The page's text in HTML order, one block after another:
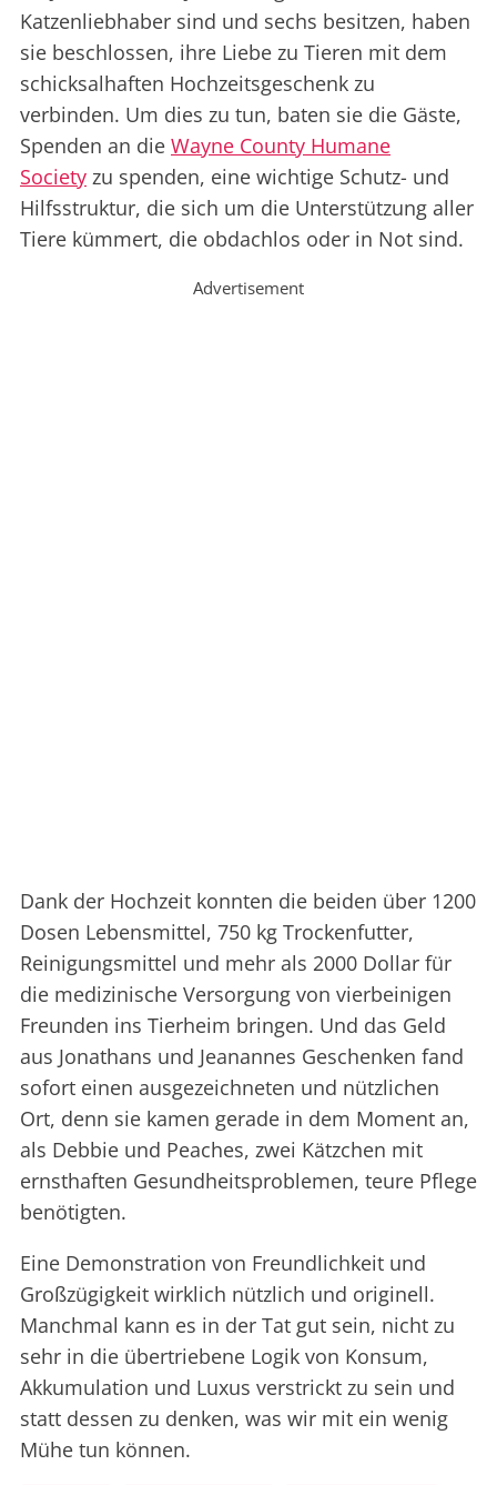
Katzenliebhaber sind und sechs besitzen, haben
sie beschlossen, ihre Liebe zu Tieren mit dem
schicksalhaften Hochzeitsgeschenk zu
verbinden. Um dies zu tun, baten sie die Gäste,
Spenden an die Wayne County Humane
Society zu spenden, eine wichtige Schutz- und
Hilfsstruktur, die sich um die Unterstützung aller
Tiere kümmert, die obdachlos oder in Not sind.
Advertisement
Dank der Hochzeit konnten die beiden über 1200
Dosen Lebensmittel, 750 kg Trockenfutter,
Reinigungsmittel und mehr als 2000 Dollar für
die medizinische Versorgung von vierbeinigen
Freunden ins Tierheim bringen. Und das Geld
aus Jonathans und Jeanannes Geschenken fand
sofort einen ausgezeichneten und nützlichen
Ort, denn sie kamen gerade in dem Moment an,
als Debbie und Peaches, zwei Kätzchen mit
ernsthaften Gesundheitsproblemen, teure Pflege
benötigten.
Eine Demonstration von Freundlichkeit und
Großzügigkeit wirklich nützlich und originell.
Manchmal kann es in der Tat gut sein, nicht zu
sehr in die übertriebene Logik von Konsum,
Akkumulation und Luxus verstrickt zu sein und
statt dessen zu denken, was wir mit ein wenig
Mühe tun können.